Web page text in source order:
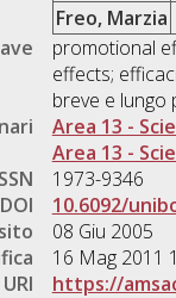
Freo, Marzia
promotional
effects;
breve e lungo
Area 13 -
Area 13 -
1973-9346
DOI
10.6092/
08 Giu 2005
16 Mag 2011
URI
https://